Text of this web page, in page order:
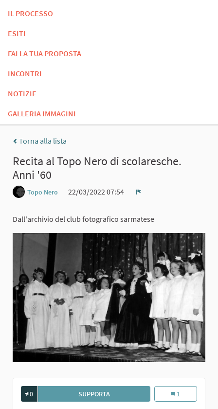
IL PROCESSO
ESITI
FAI LA TUA PROPOSTA
INCONTRI
NOTIZIE
GALLERIA IMMAGINI
Torna alla lista
Recita al Topo Nero di scolaresche.
Anni '60
Topo Nero
22/03/2022 07:54
Dall'archivio del club fotografico sarmatese
0 SUPPORTARECITA AL TOPO NERO DIRecita al Topo
1